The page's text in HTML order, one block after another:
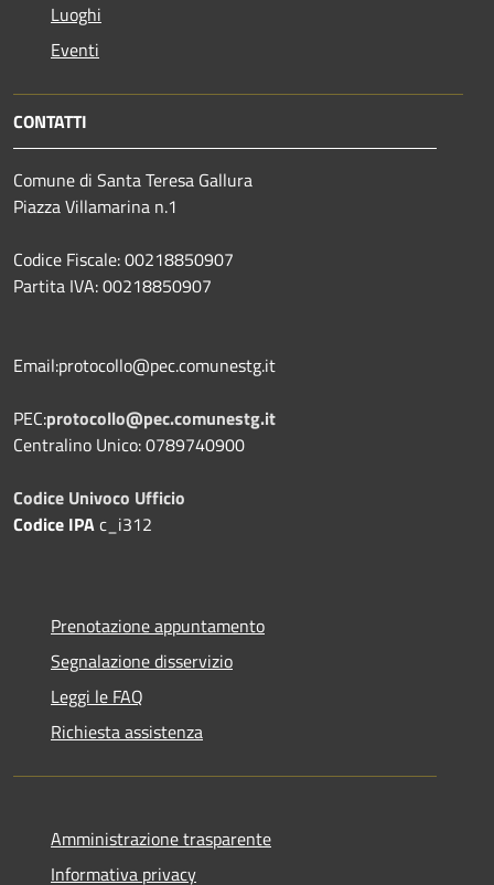
Luoghi
Eventi
CONTATTI
Comune di Santa Teresa Gallura
Piazza Villamarina n.1
Codice Fiscale: 00218850907
Partita IVA: 00218850907
Email:protocollo@pec.comunestg.it
PEC:protocollo@pec.comunestg.it
Centralino Unico: 0789740900
Codice Univoco Ufficio
Codice IPAc_i312
Prenotazione appuntamento
Segnalazione disservizio
Leggi le FAQ
Richiesta assistenza
Amministrazione trasparente
Informativa privacy